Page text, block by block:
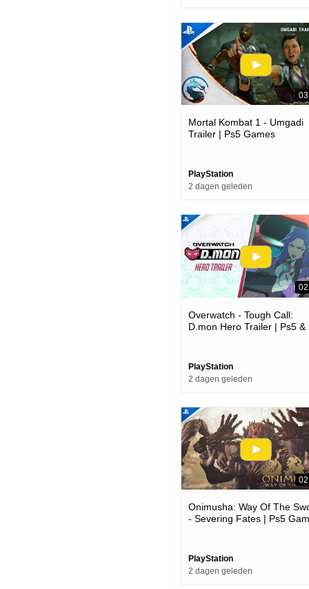
Mortal Kombat 1 - Umgadi
Trailer | Ps5 Games
PlayStation
2 dagen geleden
Overwatch - Tough Call:
D.mon Hero Trailer | Ps5 &
PlayStation
2 dagen geleden
Onimusha: Way Of The
- Severing Fates | Ps5
PlayStation
2 dagen geleden